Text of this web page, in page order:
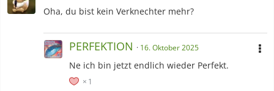
Oha, du bist kein Verknechter mehr?
PERFEKTION 16. Oktober 2025
Ne ich bin jetzt endlich wieder Perfekt.
1